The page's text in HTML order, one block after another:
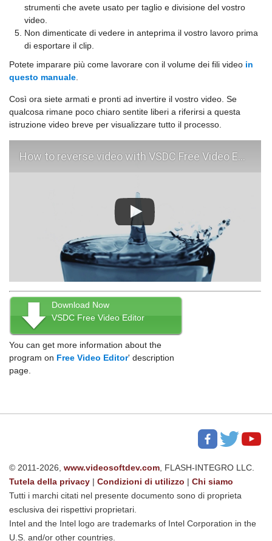
strumenti che avete usato per taglio e divisione del vostro
video.
Non dimenticate di vedere in anteprima il vostro lavoro prima
di esportare il clip.
Potete imparare più come lavorare con il volume dei fili video in
questo manuale
Così ora siete armati e pronti ad invertire il vostro video. Se
qualcosa rimane poco chiaro sentite liberi a riferirsi a questa
istruzione video breve per visualizzare tutto il processo.
How to reverse video with VSDC Free Video Editor
Download Now
VSDC Free Video Editor
You can get more information about the
program on Free Video Editor' description
page.
© 2011-2026, www.videosoftdev.com , FLASH-INTEGRO LLC.
Tutela della privacy | Condizioni di utilizzo | Chi siamo
Tutti i marchi citati nel presente documento sono di proprieta
esclusiva dei rispettivi proprietari.
Intel and the Intel logo are trademarks of Intel Corporation in the
U.S. and/or other countries.